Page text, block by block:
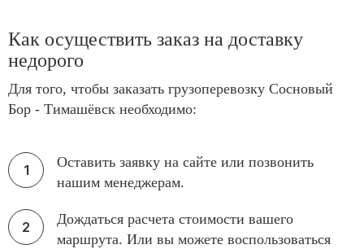
Как осуществить заказ на доставку
недорого
Для того, чтобы заказать грузоперевозку Сосновый
Бор - Тимашёвск необходимо:
Оставить заявку на сайте или позвонить
нашим менеджерам.
Дождаться расчета стоимости вашего
маршрута. Или вы можете воспользоваться